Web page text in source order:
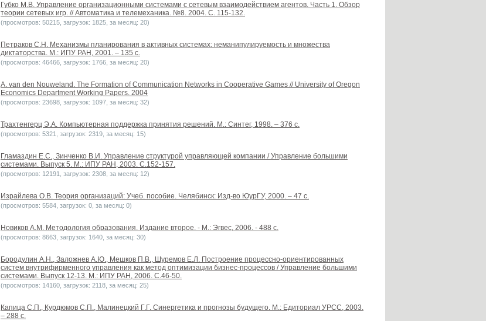
Губко М.В. Управление организационными системами с сетевым взаимодействием агентов. Часть 1. Обзор
теории сетевых игр. // Автоматика и телемеханика. №8. 2004. С. 115-132.
(просмотров: 50215, загрузок: 1825, за месяц: 20)
Петраков С.Н. Механизмы планирования в активных системах: неманипулируемость и множества
диктаторства. М.: ИПУ РАН, 2001. – 135 с.
(просмотров: 46466, загрузок: 1766, за месяц: 20)
A. van den Nouweland. The Formation of Communication Networks in Cooperative Games // University of Oregon
Economics Department Working Papers. 2004
(просмотров: 23698, загрузок: 1097, за месяц: 32)
Трахтенгерц Э.А. Компьютерная поддержка принятия решений. М.: Синтег, 1998. – 376 с.
(просмотров: 5321, загрузок: 2319, за месяц: 15)
Гламаздин Е.С., Зинченко В.И. Управление структурой управляющей компании / Управление большими
системами. Выпуск 5. М.: ИПУ РАН, 2003. С.152-157.
(просмотров: 12191, загрузок: 2308, за месяц: 12)
Израйлева О.В. Теория организаций: Учеб. пособие. Челябинск: Изд-во ЮурГУ, 2000. – 47 с.
(просмотров: 5584, загрузок: 0, за месяц: 0)
Новиков А.М. Методология образования. Издание второе. - М.: Эгвес, 2006. - 488 с.
(просмотров: 8663, загрузок: 1640, за месяц: 30)
Бородулин А.Н., Заложнев А.Ю., Мешков П.В., Шуремов Е.Л. Построение процессно-ориентированных
систем внутрифирменного управления как метод оптимизации бизнес-процессов / Управление большими
системами. Выпуск 12-13. М.: ИПУ РАН, 2006. С.46-50.
(просмотров: 14160, загрузок: 2118, за месяц: 25)
Капица С.П., Курдюмов С.П., Малинецкий Г.Г. Синергетика и прогнозы будущего. М.: Едиториал УРСС, 2003.
– 288 с.